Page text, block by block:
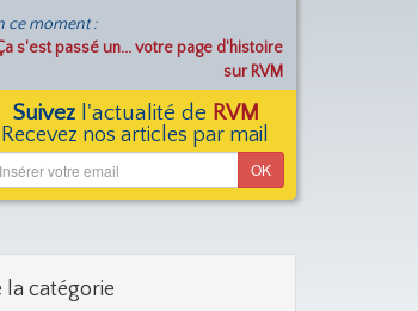
ce moment :
s'est passé un... votre page d'histoire
sur RVM
Suivezl'actualité de RVM
Recevez nos articles par mail
la catégorie